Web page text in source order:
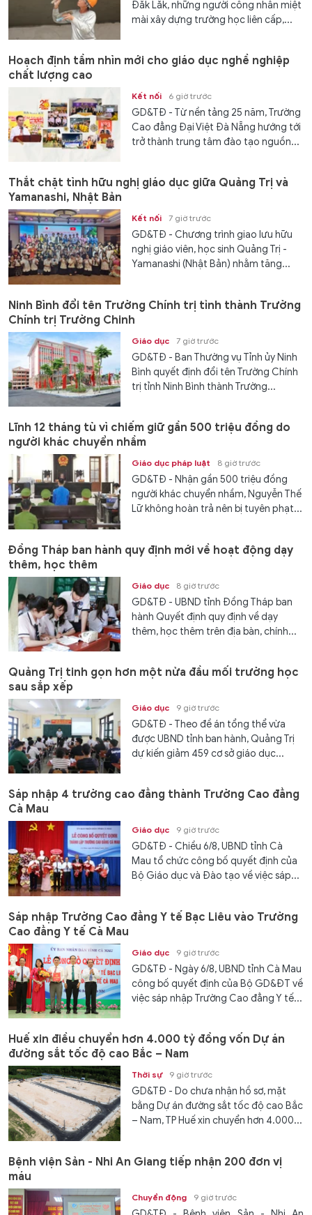
Đắk Lắk, những người công nhân miệt
mài xây dựng trường học liên cấp,...
Hoạch định tầm nhìn mới cho giáo dục nghề nghiệp
chất lượng cao
Kết nối 6 giờ trước
GD&TĐ - Từ nền tảng 25 năm, Trường
Cao đẳng Đại Việt Đà Nẵng hướng tới
trở thành trung tâm đào tạo nguồn...
Thắt chặt tình hữu nghị giáo dục giữa Quảng Trị và
Yamanashi, Nhật Bản
Kết nối 7 giờ trước
GD&TĐ - Chương trình giao lưu hữu
nghị giáo viên, học sinh Quảng Trị -
Yamanashi (Nhật Bản) nhằm tăng...
Ninh Bình đổi tên Trường Chính trị tỉnh thành Trường
Chính trị Trường Chinh
Giáo dục 7 giờ trước
GD&TĐ - Ban Thường vụ Tỉnh ủy Ninh
Bình quyết định đổi tên Trường Chính
trị tỉnh Ninh Bình thành Trường...
Lĩnh 12 tháng tù vì chiếm giữ gần 500 triệu đồng do
người khác chuyển nhầm
Giáo dục pháp luật 8 giờ trước
GD&TĐ - Nhận gần 500 triệu đồng
người khác chuyển nhầm, Nguyễn Thế
Lữ không hoàn trả nên bị tuyên phạt...
Đồng Tháp ban hành quy định mới về hoạt động dạy
thêm, học thêm
Giáo dục 8 giờ trước
GD&TĐ - UBND tỉnh Đồng Tháp ban
hành Quyết định quy định về dạy
thêm, học thêm trên địa bàn, chính...
Quảng Trị tinh gọn hơn một nửa đầu mối trường học
sau sắp xếp
Giáo dục 9 giờ trước
GD&TĐ - Theo đề án tổng thể vừa
được UBND tỉnh ban hành, Quảng Trị
dự kiến giảm 459 cơ sở giáo dục...
Sáp nhập 4 trường cao đẳng thành Trường Cao đẳng
Cà Mau
Giáo dục 9 giờ trước
GD&TĐ - Chiều 6/8, UBND tỉnh Cà
Mau tổ chức công bố quyết định của
Bộ Giáo dục và Đào tạo về việc sáp...
Sáp nhập Trường Cao đẳng Y tế Bạc Liêu vào Trường
Cao đẳng Y tế Cà Mau
Giáo dục 9 giờ trước
GD&TĐ - Ngày 6/8, UBND tỉnh Cà Mau
công bố quyết định của Bộ GD&ĐT về
việc sáp nhập Trường Cao đẳng Y tế...
Huế xin điều chuyển hơn 4.000 tỷ đồng vốn Dự án
đường sắt tốc độ cao Bắc – Nam
Thời sự 9 giờ trước
GD&TĐ - Do chưa nhận hồ sơ, mặt
bằng Dự án đường sắt tốc độ cao Bắc
– Nam, TP Huế xin chuyển hơn 4.000...
Bệnh viện Sản - Nhi An Giang tiếp nhận 200 đơn vị
máu
Chuyển động 9 giờ trước